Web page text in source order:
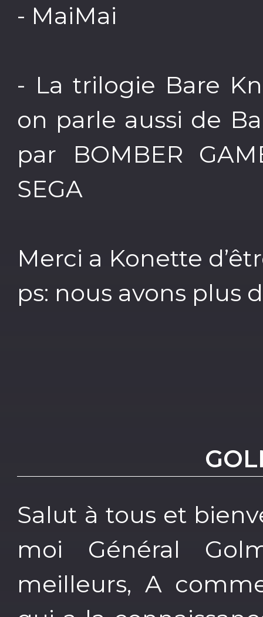
- MaiMai
- La trilogie Bare
on parle aussi de
par BOMBER
SEGA
Merci a Konette
ps: nous avons plus
Salut à tous et
moi Général
meilleurs, A